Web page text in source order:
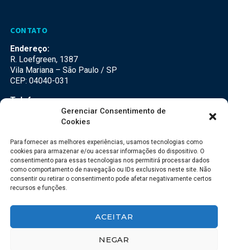
Gerenciar Consentimento de
Cookies
Para fornecer as melhores experiências, usamos tecnologias como
cookies para armazenar e/ou acessar informações do dispositivo. O
consentimento para essas tecnologias nos permitirá processar dados
como comportamento de navegação ou IDs exclusivos neste site. Não
consentir ou retirar o consentimento pode afetar negativamente certos
recursos e funções.
ACEITAR
NEGAR
CONTATO
Endereço:
R. Loefgreen, 1387
Vila Mariana – São Paulo / SP
CEP: 04040-031
Telefone:
(11) 3500-3500
falecom@seteco.com.br
Redes Sociais